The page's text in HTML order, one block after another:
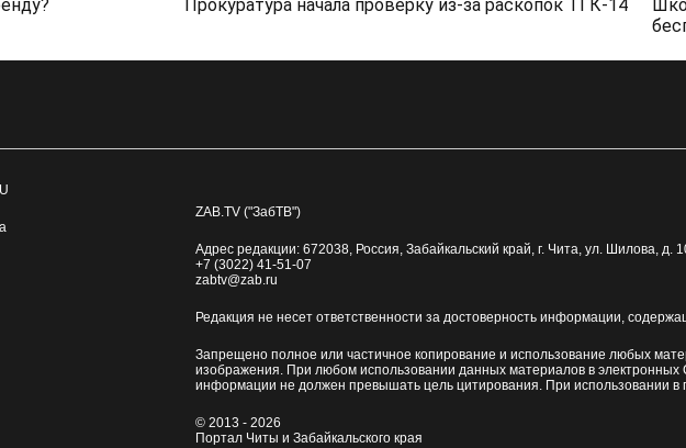
Прокуратура начала проверку из-за раскопок ТГК-14
ZAB.TV ("ЗабТВ")
Адрес редакции: 672038, Россия, Забайкальский край, г. Чита ул. Шилова, д.
+7 (3022) 41-51-07
zabtv@zab.ru
Редакция не несет ответственности за достоверность информации,
Запрещено полное или частичное копирование и использование любых
изображения. При любом использовании данных материалов в
информации не должен превышать цель цитирования. При использовании
© 2013 - 2026
Портал Читы и Забайкальского края